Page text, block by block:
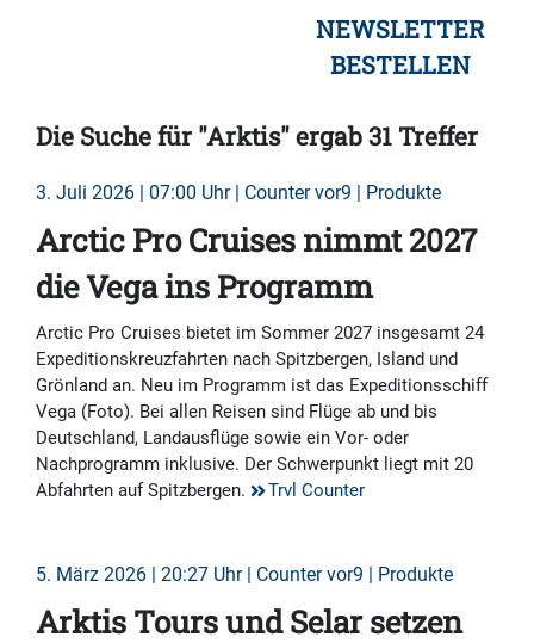
NEWSLETTER
BESTELLEN
Die Suche für "Arktis" ergab 31 Treffer
3. Juli 2026 | 07:00 Uhr | Counter vor9 | Produkte
Arctic Pro Cruises nimmt 2027
die Vega ins Programm
Arctic Pro Cruises bietet im Sommer 2027 insgesamt 24
Expeditionskreuzfahrten nach Spitzbergen, Island und
Grönland an. Neu im Programm ist das Expeditionsschiff
Vega (Foto). Bei allen Reisen sind Flüge ab und bis
Deutschland, Landausflüge sowie ein Vor- oder
Nachprogramm inklusive. Der Schwerpunkt liegt mit 20
Abfahrten auf Spitzbergen.
Trvl Counter
5. März 2026 | 20:27 Uhr | Counter vor9 | Produkte
Arktis Tours und Selar setzen